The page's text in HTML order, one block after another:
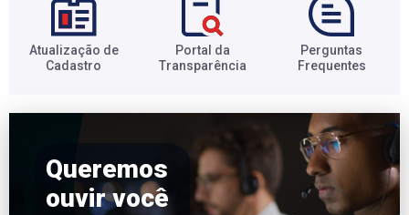
Atualização de
Cadastro​
Portal da
Transparência​
Perguntas
Frequentes​
Queremos
ouvir você